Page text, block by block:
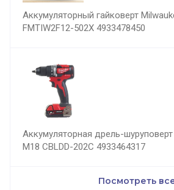
Аккумуляторный гайковерт
FMTIW2F12-502X 4933478450
Аккумуляторная дрель-
M18 CBLDD-202C 4933464317
Посмотреть